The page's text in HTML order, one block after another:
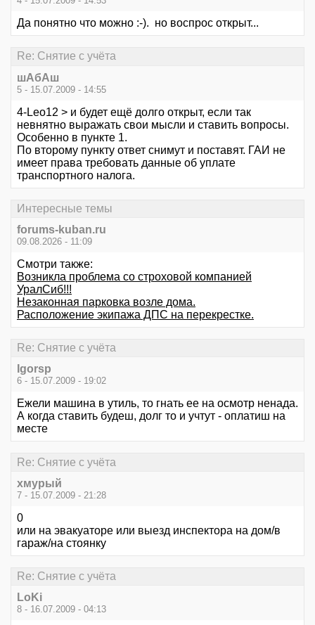
Да понятно что можно :-). но воспрос открыт...
Re: Снятие с учёта
шАбАш
5 - 15.07.2009 - 14:55
4-Leo12 > и будет ещё долго открыт, если так
невнятно выражать свои мысли и ставить вопросы.
Особенно в пункте 1.
По второму пункту ответ снимут и поставят. ГАИ не
имеет права требовать данные об уплате
транспортного налога.
Интересные темы
forums-kuban.ru
09.08.2026 - 11:09
Смотри также:
Возникла проблема со строховой компанией
УралСиб!!!
Незаконная парковка возле дома.
Расположение экипажа ДПС на перекрестке.
Re: Снятие с учёта
Igorsp
6 - 15.07.2009 - 19:02
Ежели машина в утиль, то гнать ее на осмотр ненада.
А когда ставить будеш, долг то и учтут - оплатиш на
месте
Re: Снятие с учёта
хмурый
7 - 15.07.2009 - 21:28
0
или на эвакуаторе или выезд инспектора на дом/в
гараж/на стоянку
Re: Снятие с учёта
LoKi
8 - 16.07.2009 - 04:13